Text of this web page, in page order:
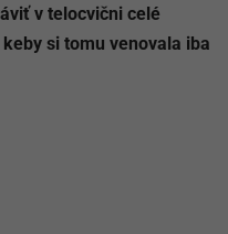
v telocvični celé
si tomu venovala iba